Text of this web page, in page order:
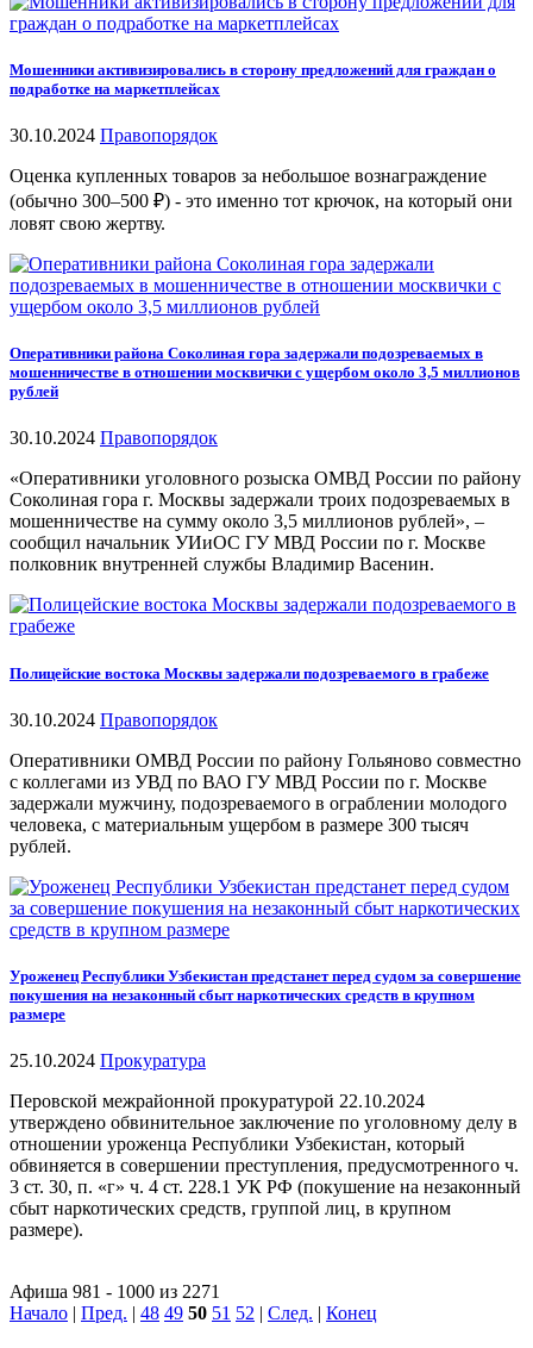
Мошенники активизировались в сторону предложений для граждан о
подработке на маркетплейсах
30.10.2024 Правопорядок
Оценка купленных товаров за небольшое вознаграждение
(обычно 300–500 ₽) - это именно тот крючок, на который они
ловят свою жертву.
Оперативники района Соколиная гора задержали подозреваемых в
мошенничестве в отношении москвички с ущербом около 3,5 миллионов
рублей
30.10.2024 Правопорядок
«Оперативники уголовного розыска ОМВД России по району
Соколиная гора г. Москвы задержали троих подозреваемых в
мошенничестве на сумму около 3,5 миллионов рублей», –
сообщил начальник УИиОС ГУ МВД России по г. Москве
полковник внутренней службы Владимир Васенин.
Полицейские востока Москвы задержали подозреваемого в грабеже
30.10.2024 Правопорядок
Оперативники ОМВД России по району Гольяново совместно
с коллегами из УВД по ВАО ГУ МВД России по г. Москве
задержали мужчину, подозреваемого в ограблении молодого
человека, с материальным ущербом в размере 300 тысяч
рублей.
Уроженец Республики Узбекистан предстанет перед судом за совершение
покушения на незаконный сбыт наркотических средств в крупном
размере
25.10.2024 Прокуратура
Перовской межрайонной прокуратурой 22.10.2024
утверждено обвинительное заключение по уголовному делу в
отношении уроженца Республики Узбекистан, который
обвиняется в совершении преступления, предусмотренного ч.
3 ст. 30, п. «г» ч. 4 ст. 228.1 УК РФ (покушение на незаконный
сбыт наркотических средств, группой лиц, в крупном
размере).
Афиша 981 - 1000 из 2271
Начало | Пред. | 48 49 50 51 52 | След. | Конец